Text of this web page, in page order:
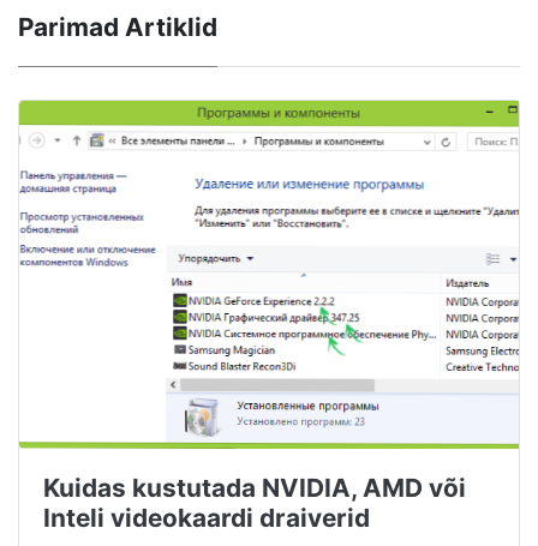
Parimad Artiklid
Kuidas kustutada NVIDIA, AMD või
Inteli videokaardi draiverid